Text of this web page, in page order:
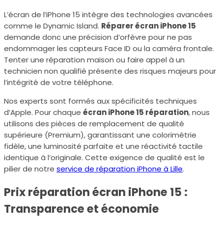
L’écran de l’iPhone 15 intègre des technologies avancées
comme le Dynamic Island. Réparer écran iPhone 15
demande donc une précision d’orfèvre pour ne pas
endommager les capteurs Face ID ou la caméra frontale.
Tenter une réparation maison ou faire appel à un
technicien non qualifié présente des risques majeurs pour
l’intégrité de votre téléphone.
Nos experts sont formés aux spécificités techniques
d’Apple. Pour chaque écran iPhone 15 réparation, nous
utilisons des pièces de remplacement de qualité
supérieure (Premium), garantissant une colorimétrie
fidèle, une luminosité parfaite et une réactivité tactile
identique à l’originale. Cette exigence de qualité est le
pilier de notre service de réparation iPhone à Lille.
Prix réparation écran iPhone 15 :
Transparence et économie